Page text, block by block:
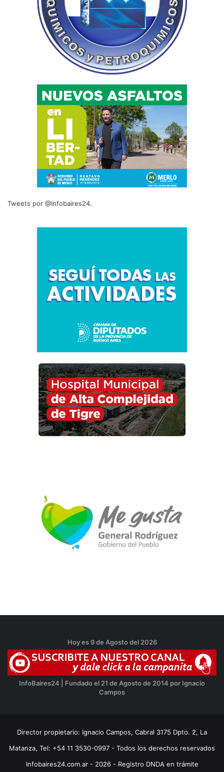
Tweets por @Infobaires24.
Hoy es 9 de Agosto del 2026
InfoBaires24 | Fundado el 21 de Agosto de 2014 por Ignacio
Campos
Director propietario: Ignacio Campos, Cabral 3175 Dpto. 2, La
Matanza, Tel: +54 11 3530-0997 - Todos los derechos reservados
Infobaires24.com.ar - 2026 - Registro DNDA en trámite